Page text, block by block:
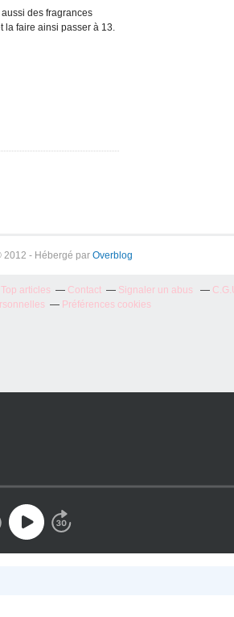
des fragrances
la faire ainsi passer à 13.
2012 - Hébergé par Overblog
Top articles Contact Signaler un abus
Préférences cookies